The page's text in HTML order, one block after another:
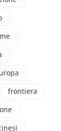
frontiera